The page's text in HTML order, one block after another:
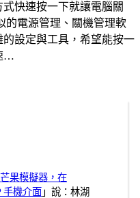
快速按一下就讓電腦關
的電源管理、關機管理軟
設定與工具，希望能按一
…
芒果模擬器，在
手機介面 」說：林湖